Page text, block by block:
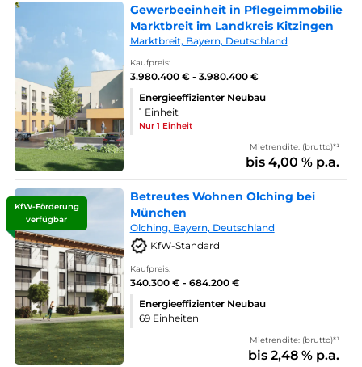
Gewerbeeinheit in Pflegeimmobilie
Marktbreit im Landkreis Kitzingen
Marktbreit, Bayern, Deutschland
Kaufpreis:
3.980.400 € - 3.980.400 €
Energieeffizienter Neubau
1 Einheit
Nur 1 Einheit
Mietrendite: (brutto)*¹
bis 4,00 % p.a.
KfW-Förderung
verfügbar
Betreutes Wohnen Olching bei
München
Olching, Bayern, Deutschland
KfW-Standard
Kaufpreis:
340.300 € - 684.200 €
Energieeffizienter Neubau
69 Einheiten
Mietrendite: (brutto)*¹
bis 2,48 % p.a.